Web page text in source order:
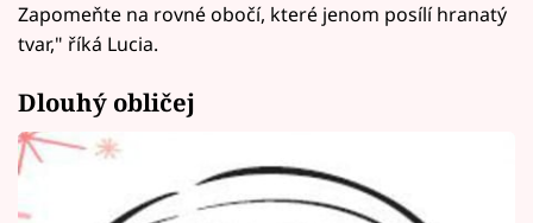
Zapomeňte na rovné obočí, které jenom posílí hranatý
tvar," říká Lucia.
Dlouhý obličej